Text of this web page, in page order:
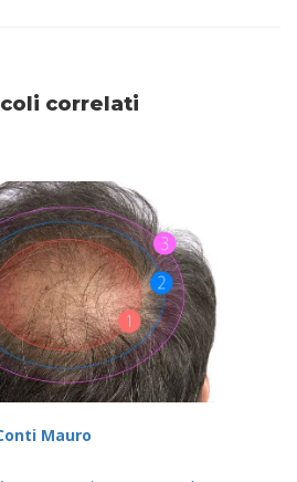
correlati
Mauro